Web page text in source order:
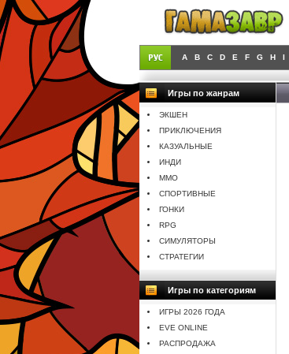
A B C D E F G H I
Игры по жанрам
ЭКШЕН
ПРИКЛЮЧЕНИЯ
КАЗУАЛЬНЫЕ
ИНДИ
MMO
СПОРТИВНЫЕ
ГОНКИ
RPG
СИМУЛЯТОРЫ
СТРАТЕГИИ
Игры по категориям
ИГРЫ 2026 ГОДА
EVE ONLINE
РАСПРОДАЖА